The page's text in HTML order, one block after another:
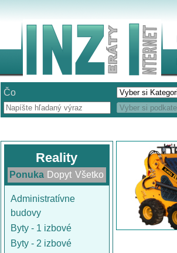
Čo
Reality
Ponuka Dopyt Všetko
Administratívne
budovy
Byty - 1 izbové
Byty - 2 izbové